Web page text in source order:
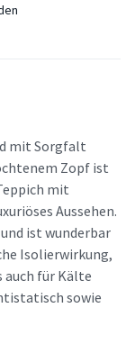
mit Sorgfalt
Zopf ist
mit
Aussehen.
ist wunderbar
Isolierwirkung,
auch für Kälte
sowie